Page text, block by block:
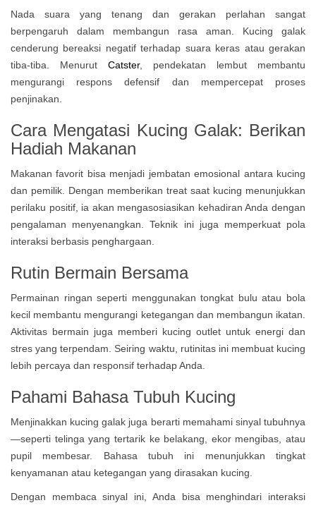
Nada suara yang tenang dan gerakan perlahan sangat
berpengaruh dalam membangun rasa aman. Kucing galak
cenderung bereaksi negatif terhadap suara keras atau gerakan
tiba-tiba. Menurut
Catster, pendekatan lembut membantu
mengurangi respons defensif dan mempercepat proses
penjinakan.
Cara Mengatasi Kucing Galak: Berikan
Hadiah Makanan
Makanan favorit bisa menjadi jembatan emosional antara kucing
dan pemilik. Dengan memberikan treat saat kucing menunjukkan
perilaku positif, ia akan mengasosiasikan kehadiran Anda dengan
pengalaman menyenangkan. Teknik ini juga memperkuat pola
interaksi berbasis penghargaan.
Rutin Bermain Bersama
Permainan ringan seperti menggunakan tongkat bulu atau bola
kecil membantu mengurangi ketegangan dan membangun ikatan.
Aktivitas bermain juga memberi kucing outlet untuk energi dan
stres yang terpendam. Seiring waktu, rutinitas ini membuat kucing
lebih percaya dan responsif terhadap Anda.
Pahami Bahasa Tubuh Kucing
Menjinakkan kucing galak juga berarti memahami sinyal tubuhnya
—seperti telinga yang tertarik ke belakang, ekor mengibas, atau
pupil membesar. Bahasa tubuh ini menunjukkan tingkat
kenyamanan atau ketegangan yang dirasakan kucing.
Dengan membaca sinyal ini, Anda bisa menghindari interaksi